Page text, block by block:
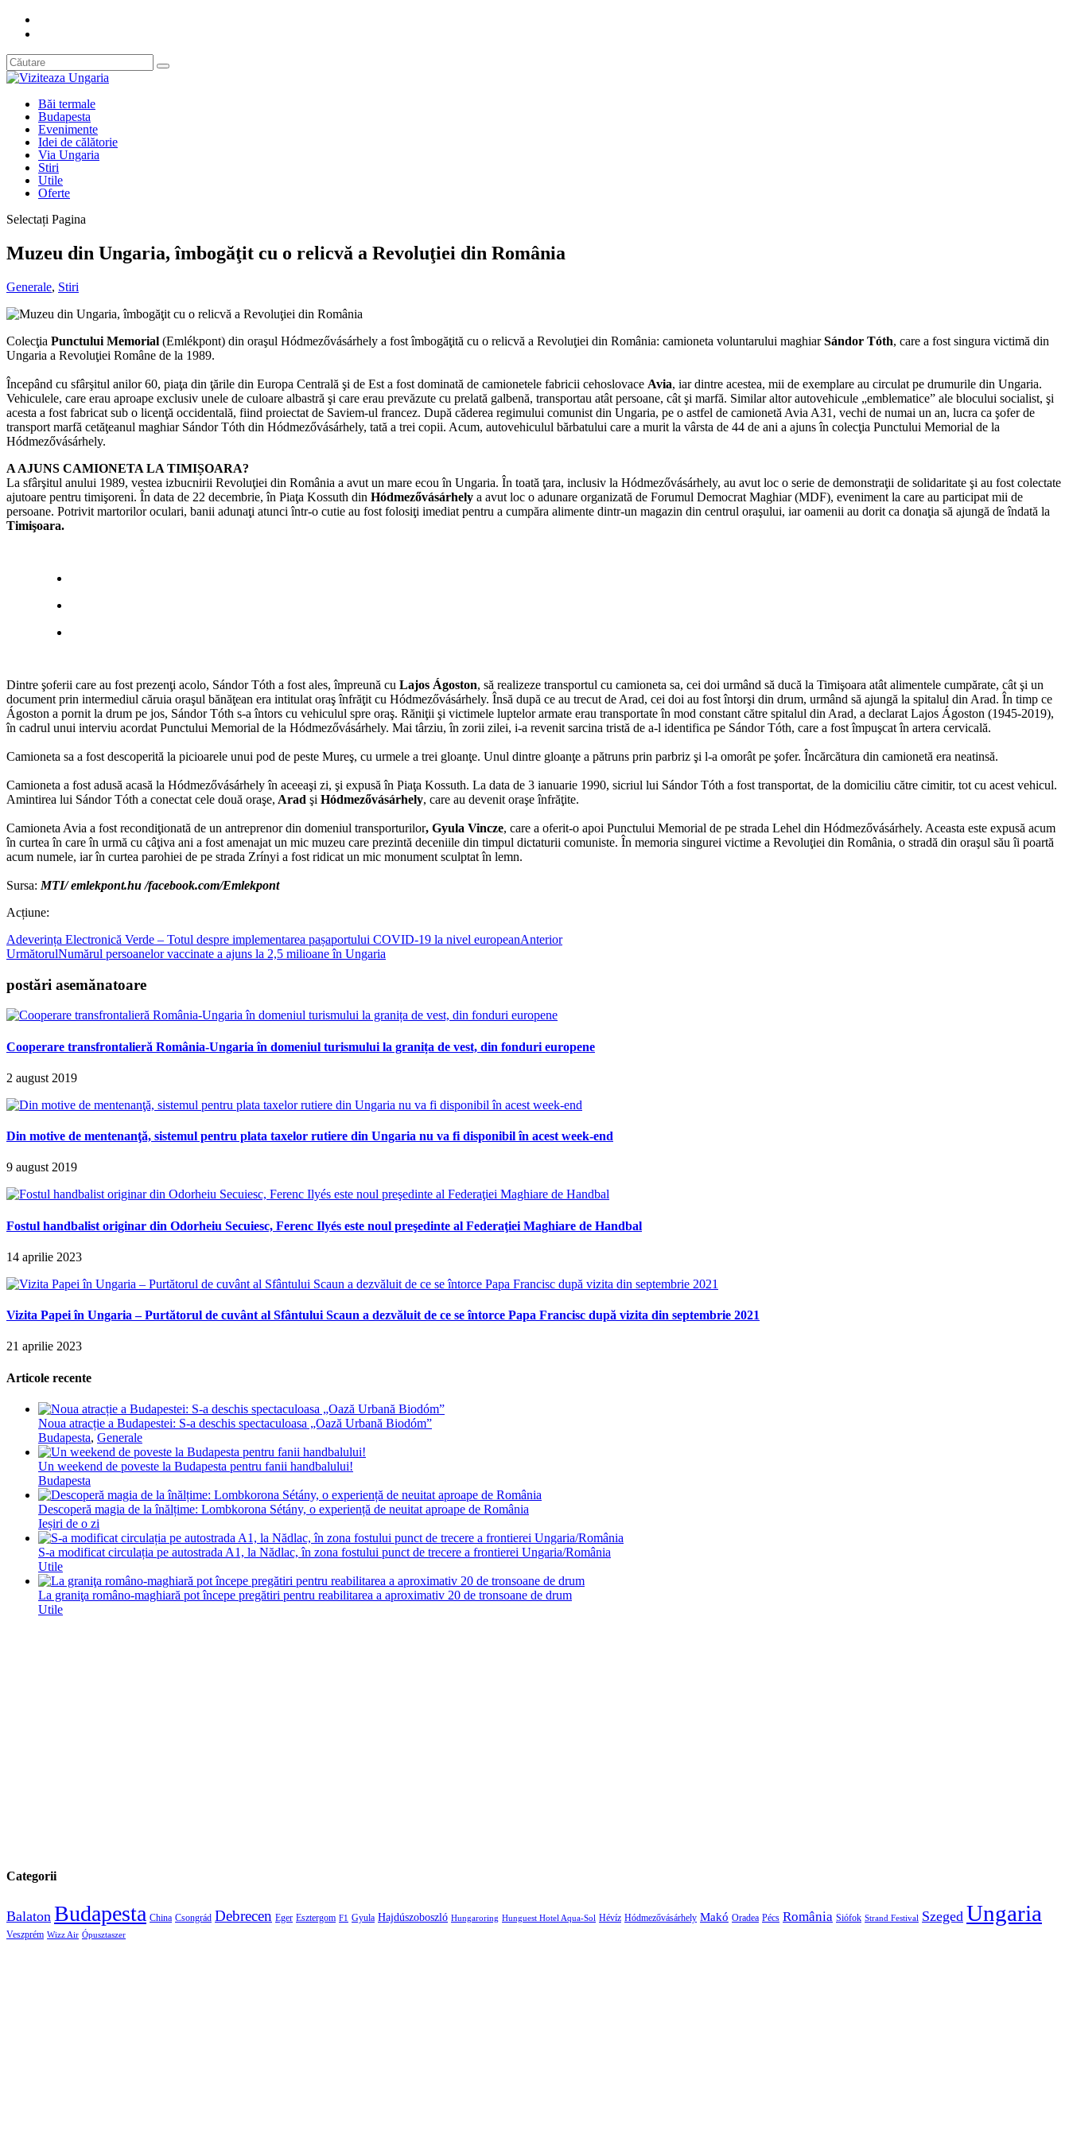
Băi termale
Budapesta
Evenimente
Idei de călătorie
Via Ungaria
Stiri
Utile
Oferte
Selectați Pagina
Muzeu din Ungaria, îmbogăţit cu o relicvă a Revoluţiei din România
Generale, Stiri
Colecţia Punctului Memorial (Emlékpont) din oraşul Hódmezővásárhely a fost îmbogăţită cu o relicvă a Revoluţiei din România: camioneta voluntarului maghiarSándor Tóth, care a fost singura victimă din
Ungaria a Revoluţiei Române de la 1989.
Începând cu sfârşitul anilor 60, piaţa din ţările din Europa Centrală şi de Est a fost dominată de camionetele fabricii cehoslovace Avia, iar dintre acestea, mii de exemplare au circulat pe drumurile din Ungaria.
Vehiculele, care erau aproape exclusiv unele de culoare albastră şi care erau prevăzute cu prelată galbenă, transportau atât persoane, cât şi marfă. Similar altor autovehicule „emblematice” ale blocului socialist, şi
acesta a fost fabricat sub o licenţă occidentală, fiind proiectat de Saviem-ul francez. După căderea regimului comunist din Ungaria, pe o astfel de camionetă Avia A31, vechi de numai un an, lucra ca şofer de
transport marfă cetăţeanul maghiar Sándor Tóth din Hódmezővásárhely, tată a trei copii. Acum, autovehiculul bărbatului care a murit la vârsta de 44 de ani a ajuns în colecţia Punctului Memorial de la
Hódmezővásárhely.
A AJUNS CAMIONETA LA TIMIȘOARA?
La sfârşitul anului 1989, vestea izbucnirii Revoluţiei din România a avut un mare ecou în Ungaria. În toată ţara, inclusiv la Hódmezővásárhely, au avut loc o serie de demonstraţii de solidaritate şi au fost colectate
ajutoare pentru timişoreni. În data de 22 decembrie, în Piaţa Kossuth din Hódmezővásárhely a avut loc o adunare organizată de Forumul Democrat Maghiar (MDF), eveniment la care au participat mii de
persoane. Potrivit martorilor oculari, banii adunaţi atunci într-o cutie au fost folosiţi imediat pentru a cumpăra alimente dintr-un magazin din centrul oraşului, iar oamenii au dorit ca donaţia să ajungă de îndată la
Timişoara.
Dintre şoferii care au fost prezenţi acolo, Sándor Tóth a fost ales, împreună cu Lajos Ágoston, să realizeze transportul cu camioneta sa, cei doi urmând să ducă la Timişoara atât alimentele cumpărate, cât şi un
document prin intermediul căruia oraşul bănăţean era intitulat oraş înfrăţit cu Hódmezővásárhely. Însă după ce au trecut de Arad, cei doi au fost întorşi din drum, urmând să ajungă la spitalul din Arad. În timp ce
Ágoston a pornit la drum pe jos, Sándor Tóth s-a întors cu vehiculul spre oraş. Răniţii şi victimele luptelor armate erau transportate în mod constant către spitalul din Arad, a declarat Lajos Ágoston (1945-2019),
în cadrul unui interviu acordat Punctului Memorial de la Hódmezővásárhely. Mai târziu, în zorii zilei, i-a revenit sarcina tristă de a-l identifica pe Sándor Tóth, care a fost împuşcat în artera cervicală.
Camioneta sa a fost descoperită la picioarele unui pod de peste Mureş, cu urmele a trei gloanţe. Unul dintre gloanţe a pătruns prin parbriz şi l-a omorât pe şofer. Încărcătura din camionetă era neatinsă.
Camioneta a fost adusă acasă la Hódmezővásárhely în aceeaşi zi, şi expusă în Piaţa Kossuth. La data de 3 ianuarie 1990, sicriul lui Sándor Tóth a fost transportat, de la domiciliu către cimitir, tot cu acest vehicul.
Amintirea lui Sándor Tóth a conectat cele două oraşe, Arad şi Hódmezővásárhely, care au devenit oraşe înfrăţite.
Camioneta Avia a fost recondiţionată de un antreprenor din domeniul transporturilor, Gyula Vincze, care a oferit-o apoi Punctului Memorial de pe strada Lehel din Hódmezővásárhely. Aceasta este expusă acum
în curtea în care în urmă cu câţiva ani a fost amenajat un mic muzeu care prezintă deceniile din timpul dictaturii comuniste. În memoria singurei victime a Revoluţiei din România, o stradă din oraşul său îi poartă
acum numele, iar în curtea parohiei de pe strada Zrínyi a fost ridicat un mic monument sculptat în lemn.
Sursa: MTI/ emlekpont.hu /facebook.com/Emlekpont
Acțiune:
Adeverința Electronică Verde – Totul despre implementarea pașaportului COVID-19 la nivel europeanAnterior
UrmătorulNumărul persoanelor vaccinate a ajuns la 2,5 milioane în Ungaria
postări asemănatoare
Cooperare transfrontalieră România-Ungaria în domeniul turismului la granița de vest, din fonduri europene
2 august 2019
Din motive de mentenanţă, sistemul pentru plata taxelor rutiere din Ungaria nu va fi disponibil în acest week-end
9 august 2019
Fostul handbalist originar din Odorheiu Secuiesc, Ferenc Ilyés este noul preşedinte al Federaţiei Maghiare de Handbal
14 aprilie 2023
Vizita Papei în Ungaria – Purtătorul de cuvânt al Sfântului Scaun a dezvăluit de ce se întorce Papa Francisc după vizita din septembrie 2021
21 aprilie 2023
Articole recente
Noua atracție a Budapestei: S-a deschis spectaculoasa „Oază Urbană Biodóm”
Budapesta, Generale
Un weekend de poveste la Budapesta pentru fanii handbalului!
Budapesta
Descoperă magia de la înălțime: Lombkorona Sétány, o experiență de neuitat aproape de România
Ieșiri de o zi
S-a modificat circulația pe autostrada A1, la Nădlac, în zona fostului punct de trecere a frontierei Ungaria/România
Utile
La graniţa româno-maghiară pot începe pregătiri pentru reabilitarea a aproximativ 20 de tronsoane de drum
Utile
Categorii
Balaton Budapesta China Csongrád Debrecen Eger Esztergom F1 Gyula Hajdúszoboszló Hungaroring Hunguest Hotel Aqua-Sol Hévíz Hódmezővásárhely Makó Oradea Pécs România Siófok Strand Festival Szeged Ungaria
Veszprém Wizz Air Ópusztaszer